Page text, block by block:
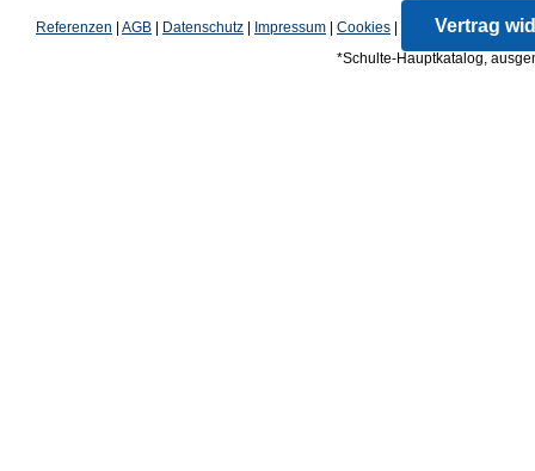
Referenzen AGB Datenschutz Impressum Cookies Vertrag
*Schulte-Hauptkatalog,